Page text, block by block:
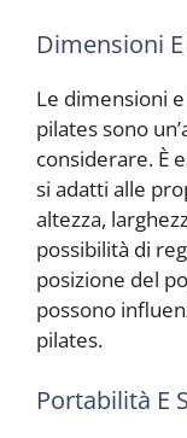
Dimensioni
Le dimensioni
pilates sono
considerare. È
si adatti alle
altezza,
possibilità di
posizione del
possono
pilates.
Portabilità E